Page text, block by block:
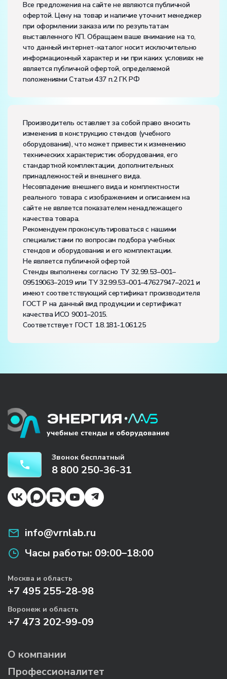
частота, Гц:50
Класс защиты от поражения электрическим током:
Диапазон рабочих температур, ˚С:+10…+35
Влажность, %:до 80
Количество человек, которое одновременно и
активно может работать на комплекте:1
Все предложения на сайте не являются публичной
офертой. Цену на товар и наличие уточнит менеджер
при оформлении заказа или по результатам
выставленного КП. Обращаем ваше внимание на то,
что данный интернет-каталог носит исключительно
информационный характер и ни при каких условиях не
является публичной офертой, определяемой
положениями Статьи 437 п.2 ГК РФ
Производитель оставляет за собой право вносить
изменения в конструкцию стендов (учебного
оборудования), что может привести к изменению
технических характеристик оборудования, его
стандартной комплектации, дополнительных
принадлежностей и внешнего вида.
Несовпадение внешнего вида и комплектности
реального товара с изображением и описанием на
сайте не является показателем ненадлежащего
качества товара.
Рекомендуем проконсультироваться с нашими
специалистами по вопросам подбора учебных
стендов и оборудования и его комплектации.
Не является публичной офертой
Стенды выполнены согласно ТУ 32.99.53–001–
09519063–2019 или ТУ 32.99.53–001–47627947–2021 и
имеют соответствующий сертификат производителя
ГОСТ Р на данный вид продукции и сертификат
качества ИСО 9001–2015.
Соответствует ГОСТ 1.8.181-1.061.25
Звонок бесплатный
8 800 250-36-31
info@vrnlab.ru
Часы работы: 09:00–18:00
Москва и область
+7 495 255-28-98
Воронеж и область
+7 473 202-99-09
О компании
Профессионалитет